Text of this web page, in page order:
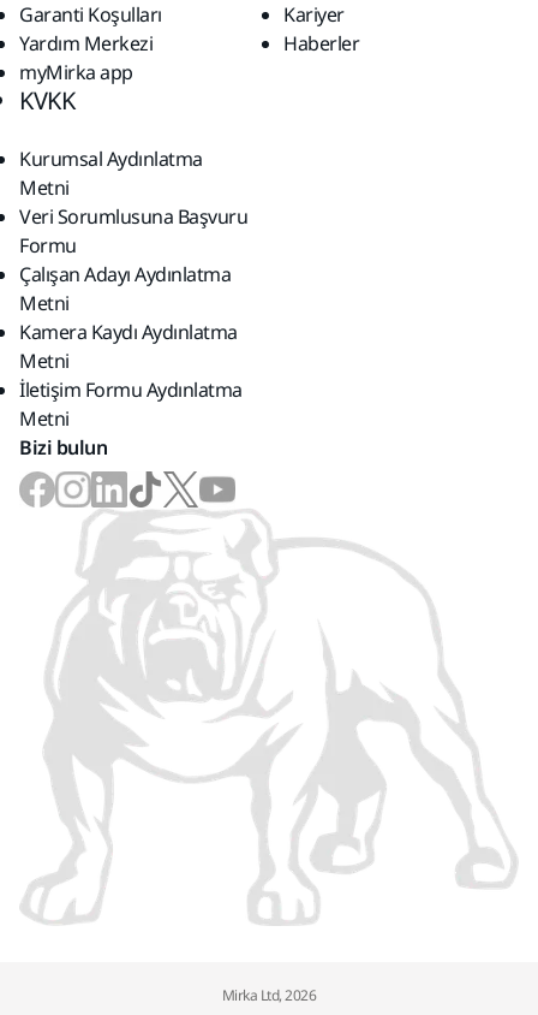
Garanti Koşulları
Yardım Merkezi
myMirka app
Kariyer
Haberler
KVKK
Kurumsal Aydınlatma
Metni
Veri Sorumlusuna Başvuru
Formu
Çalışan Adayı Aydınlatma
Metni
Kamera Kaydı Aydınlatma
Metni
İletişim Formu Aydınlatma
Metni
Bizi bulun
Mirka Ltd, 2026